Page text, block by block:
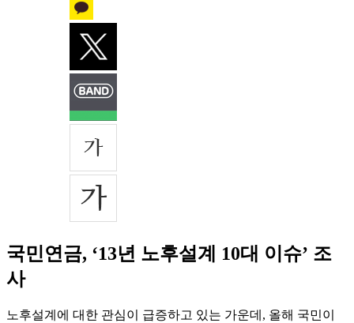
국민연금, ‘13년 노후설계 10대 이슈’ 조
사
노후설계에 대한 관심이 급증하고 있는 가운데, 올해 국민이